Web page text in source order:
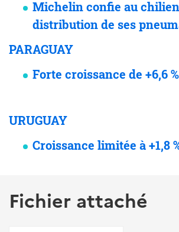
Michelin confie au
distribution de ses
PARAGUAY
Forte croissance de +6,6
URUGUAY
Croissance limitée à +1,8
Fichier attaché